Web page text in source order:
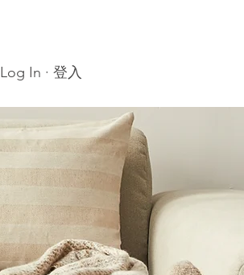
Log In · 登入